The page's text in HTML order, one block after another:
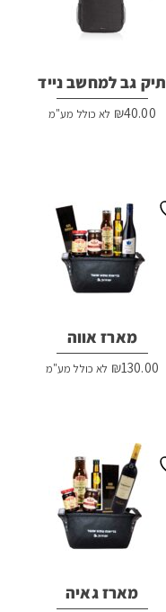
תיק גב למחשב נייד
₪40.00 לא כולל מע"מ
מארז אווה
₪130.00 לא כולל מע"מ
מארז גאיה